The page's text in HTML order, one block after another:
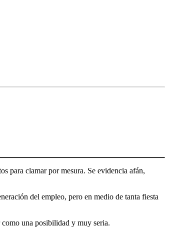
para clamar por mesura. Se evidencia afán,
del empleo, pero en medio de tanta fiesta
como una posibilidad y muy seria.